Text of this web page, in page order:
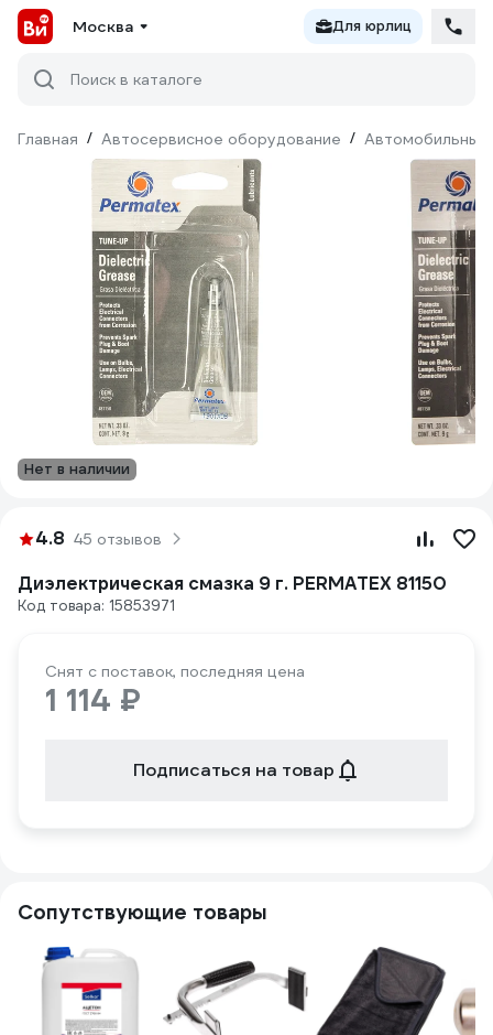
Москва Для юрлиц
Поиск в каталоге
Главная / Автосервисное оборудование / Автомобильные
Нет в наличии
4.8 45 отзывов
Диэлектрическая смазка 9 г. PERMATEX 81150
Код товара: 15853971
Снят с поставок, последняя цена
1 114 ₽
Подписаться на товар
Сопутствующие товары